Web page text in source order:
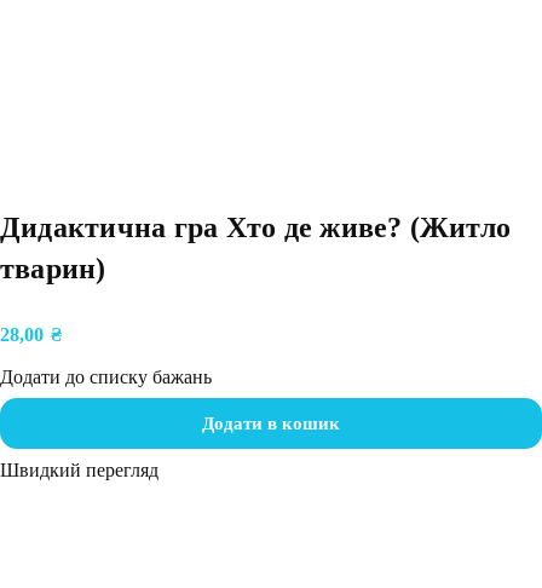
Дидактична гра Хто де живе? (Житло
тварин)
28,00 ₴
Додати до списку бажань
Додати в кошик
Швидкий перегляд